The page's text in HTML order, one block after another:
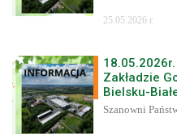
25.05.2026 r.
Zakładzie
Bielsku-
Szanowni